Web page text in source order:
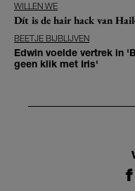
WILLEN WE
Dít is de hair hack van
BEETJE BIJBLIJVEN
Edwin voelde vertrek in
geen klik met Iris'